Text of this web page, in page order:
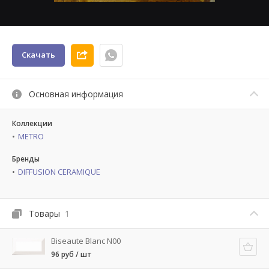
Скачать
Основная информация
Коллекции
METRO
Бренды
DIFFUSION CERAMIQUE
Товары 1
Biseaute Blanc N00
96 руб / шт